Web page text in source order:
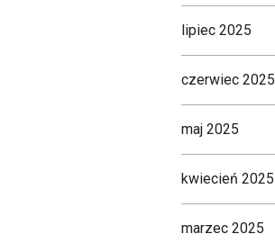
lipiec 2025
czerwiec 2025
maj 2025
kwiecień 2025
marzec 2025